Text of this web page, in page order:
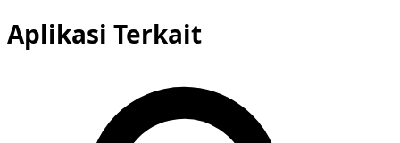
Aplikasi Terkait